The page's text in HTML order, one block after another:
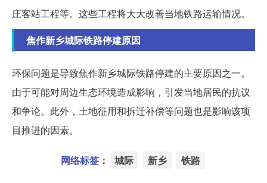
庄客站工程等。这些工程将大大改善当地铁路运输情况。
焦作新乡城际铁路停建原因
环保问题是导致焦作新乡城际铁路停建的主要原因之一。
由于可能对周边生态环境造成影响，引发当地居民的抗议
和争论。此外，土地征用和拆迁补偿等问题也是影响该项
目推进的因素。
网络标签： 城际 新乡 铁路